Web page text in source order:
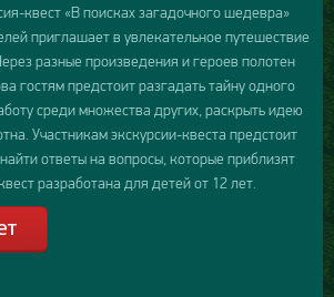
квест «В поисках загадочного шедевра»
приглашает в увлекательное путешествие
разные произведения и героев полотен
гостям предстоит разгадать тайну одного
среди множества других, раскрыть идею
Участникам экскурсии-квеста предстоит
ответы на вопросы, которые приблизят
разработана для детей от 12 лет.